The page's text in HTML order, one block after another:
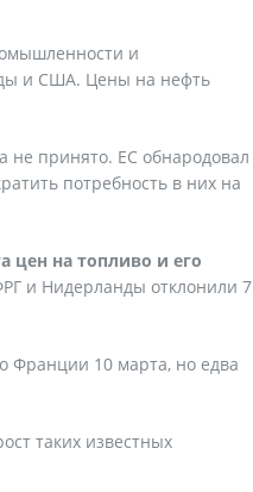
и
и США. Цены на нефть
не принято. ЕС обнародовал
потребность в них на
цен на топливо и его
и Нидерланды отклонили 7
Франции 10 марта, но едва
таких известных